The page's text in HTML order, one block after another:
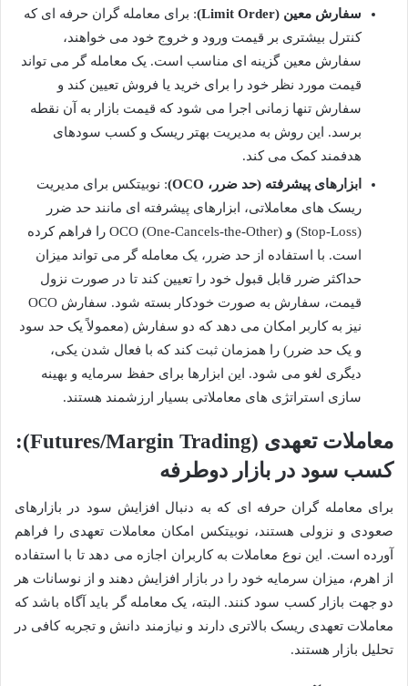
سفارش معین (Limit Order)
: برای معامله گران حرفه ای که
کنترل بیشتری بر قیمت ورود و خروج خود می خواهند،
سفارش معین گزینه ای مناسب است. یک معامله گر می تواند
قیمت مورد نظر خود را برای خرید یا فروش تعیین کند و
سفارش تنها زمانی اجرا می شود که قیمت بازار به آن نقطه
برسد. این روش به مدیریت بهتر ریسک و کسب سودهای
هدفمند کمک می کند.
ابزارهای پیشرفته (حد ضرر، OCO)
: نوبیتکس برای مدیریت
ریسک های معاملاتی، ابزارهای پیشرفته ای مانند حد ضرر
(Stop-Loss) و OCO (One-Cancels-the-Other) را فراهم کرده
است. با استفاده از حد ضرر، یک معامله گر می تواند میزان
حداکثر ضرر قابل قبول خود را تعیین کند تا در صورت نزول
قیمت، سفارش به صورت خودکار بسته شود. سفارش OCO
نیز به کاربر امکان می دهد که دو سفارش (معمولاً یک حد سود
و یک حد ضرر) را همزمان ثبت کند که با فعال شدن یکی،
دیگری لغو می شود. این ابزارها برای حفظ سرمایه و بهینه
سازی استراتژی های معاملاتی بسیار ارزشمند هستند.
معاملات تعهدی (Futures/Margin Trading):
کسب سود در بازار دوطرفه
برای معامله گران حرفه ای که به دنبال افزایش سود در بازارهای
صعودی و نزولی هستند، نوبیتکس امکان معاملات تعهدی را فراهم
آورده است. این نوع معاملات به کاربران اجازه می دهد تا با استفاده
از اهرم، میزان سرمایه خود را در بازار افزایش دهند و از نوسانات هر
دو جهت بازار کسب سود کنند. البته، یک معامله گر باید آگاه باشد که
معاملات تعهدی ریسک بالاتری دارند و نیازمند دانش و تجربه کافی در
تحلیل بازار هستند.